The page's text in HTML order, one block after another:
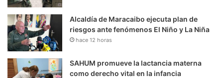
Alcaldía de Maracaibo ejecuta plan de
riesgos ante fenómenos El Niño y La Niña
hace 12 horas
SAHUM promueve la lactancia materna
como derecho vital en la infancia